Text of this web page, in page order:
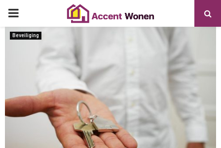
PRIMARY
MENU
Beveiliging